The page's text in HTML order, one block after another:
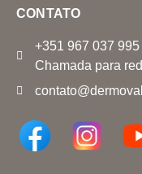
CONTATO
+351 967 037 995
Chamada para